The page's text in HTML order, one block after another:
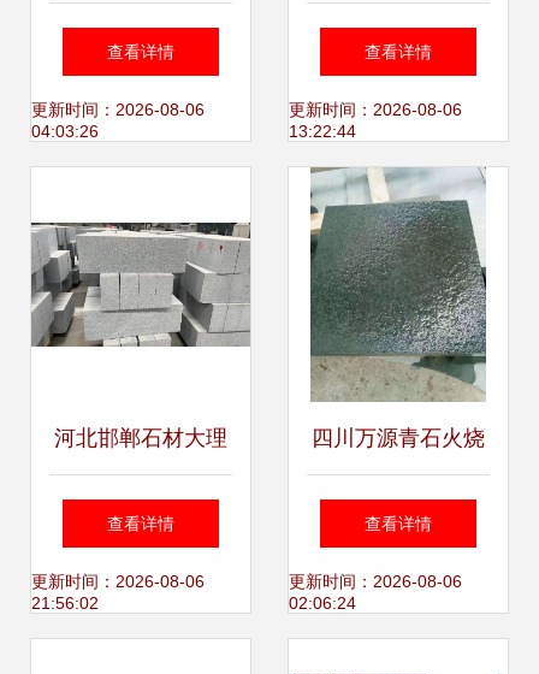
键步骤
查看详情
更新时间：2026-08-06
04:03:26
工，用对这几种方
法，效果大不一
样！
查看详情
更新时间：2026-08-06
13:22:44
河北邯郸石材大理
石厂家 探索石材加
工与精品石雕的艺
查看详情
更新时间：2026-08-06
21:56:02
四川万源青石火烧
面 万源市鸿创石材
加工厂的品质与工
查看详情
更新时间：2026-08-06
02:06:24